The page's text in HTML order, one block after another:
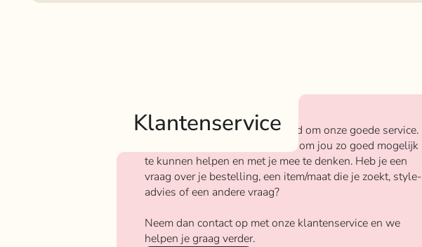
Klantenservice
Bij Rokjeklokje staan we bekend om onze goede service.
We vinden het super belangrijk om jou zo goed mogelijk
te kunnen helpen en met je mee te denken. Heb je een
vraag over je bestelling, een item/maat die je zoekt, style-
advies of een andere vraag?
Neem dan contact op met onze klantenservice en we
helpen je graag verder.